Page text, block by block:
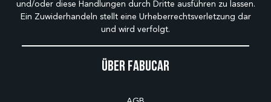
Über Fabucar
und/oder diese Handlungen durch Dritte ausführen zu lassen.
Ein Zuwiderhandeln stellt eine Urheberrechtsverletzung dar
und wird verfolgt.